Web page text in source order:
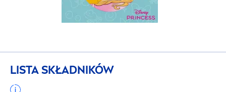
LISTA SKŁADNIKÓW